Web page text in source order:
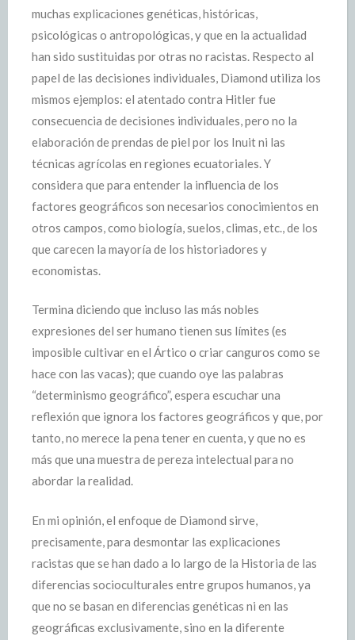
muchas explicaciones genéticas, históricas,
psicológicas o antropológicas, y que en la actualidad
han sido sustituidas por otras no racistas. Respecto al
papel de las decisiones individuales, Diamond utiliza los
mismos ejemplos: el atentado contra Hitler fue
consecuencia de decisiones individuales, pero no la
elaboración de prendas de piel por los Inuit ni las
técnicas agrícolas en regiones ecuatoriales. Y
considera que para entender la influencia de los
factores geográficos son necesarios conocimientos en
otros campos, como biología, suelos, climas, etc., de los
que carecen la mayoría de los historiadores y
economistas.
Termina diciendo que incluso las más nobles
expresiones del ser humano tienen sus límites (es
imposible cultivar en el Ártico o criar canguros como se
hace con las vacas); que cuando oye las palabras
“determinismo geográfico”, espera escuchar una
reflexión que ignora los factores geográficos y que, por
tanto, no merece la pena tener en cuenta, y que no es
más que una muestra de pereza intelectual para no
abordar la realidad.
En mi opinión, el enfoque de Diamond sirve,
precisamente, para desmontar las explicaciones
racistas que se han dado a lo largo de la Historia de las
diferencias socioculturales entre grupos humanos, ya
que no se basan en diferencias genéticas ni en las
geográficas exclusivamente, sino en la diferente